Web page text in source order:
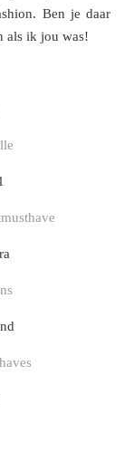
Ben je daar
als ik jou was!